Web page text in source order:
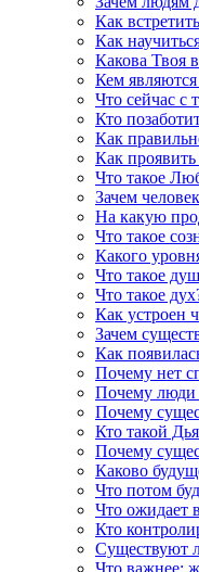
Как
Как
Какова Твоя
Кем
Что сейчас с
Кто
Как
Как
Что такое
Зачем
На какую
Что такое
Какого
Что такое
Что такое
Как устроен
Зачем
Как
Почему нет
Почему люди
Почему
Кто такой
Почему
Каково
Что потом
Что ожидает
Кто
Существуют
Что важнее: